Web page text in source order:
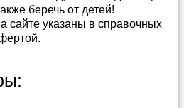
беречь от детей!
сайте указаны в справочных
в